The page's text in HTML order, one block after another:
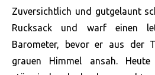
Zuversichtlich und gutgelaunt
Rucksack und warf einen
Barometer, bevor er aus der
grauen Himmel ansah.